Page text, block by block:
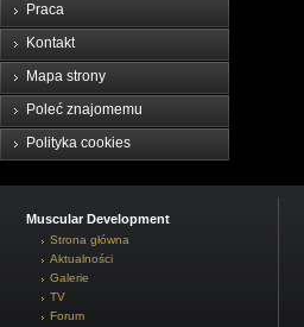
Praca
Kontakt
Mapa strony
Poleć znajomemu
Polityka cookies
Muscular Development
Strona główna
Aktualności
Galerie
TV
Forum